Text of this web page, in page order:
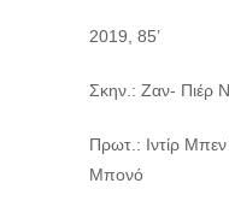
2019, 85’
Σκην.: Ζαν- Πιέρ
Πρωτ.: Ιντίρ Μπεν
Μπονό